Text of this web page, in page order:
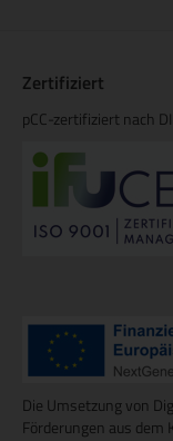
Zertifiziert
pCC-zertifiziert nach
Die Umsetzung von
Förderungen aus dem